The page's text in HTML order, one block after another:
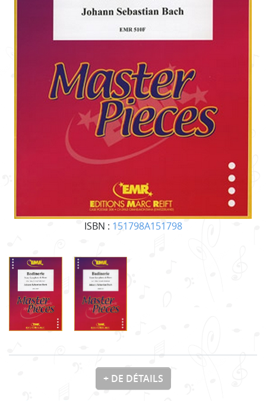
ISBN : 151798A151798
+ DE DÉTAILS